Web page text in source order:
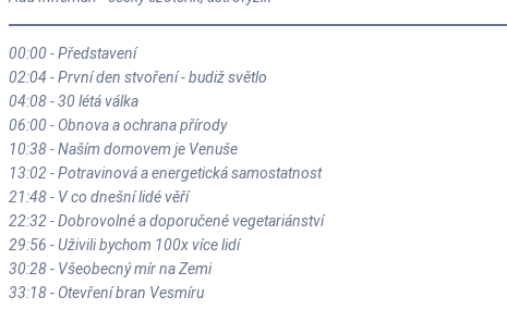
00:00 - Představení
02:04 - První den stvoření - budiž světlo
04:08 - 30 létá válka
06:00 - Obnova a ochrana přírody
10:38 - Naším domovem je Venuše
13:02 - Potravinová a energetická samostatnost
21:48 - V co dnešní lidé věří
22:32 - Dobrovolné a doporučené vegetariánství
29:56 - Uživili bychom 100x více lidí
30:28 - Všeobecný mír na Zemi
33:18 - Otevření bran Vesmíru